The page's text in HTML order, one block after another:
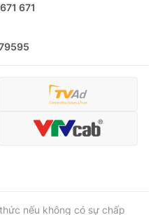
671
nếu không có sự chấp